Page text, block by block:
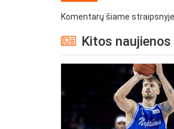
Komentarų šiame straipsnyje
Kitos naujienos